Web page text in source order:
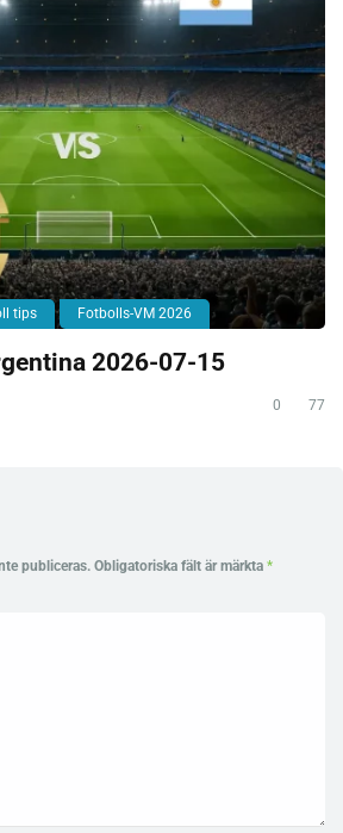
tips Fotbolls-VM 2026
2026-07-15
0 77
publiceras. Obligatoriska fält är märkta *